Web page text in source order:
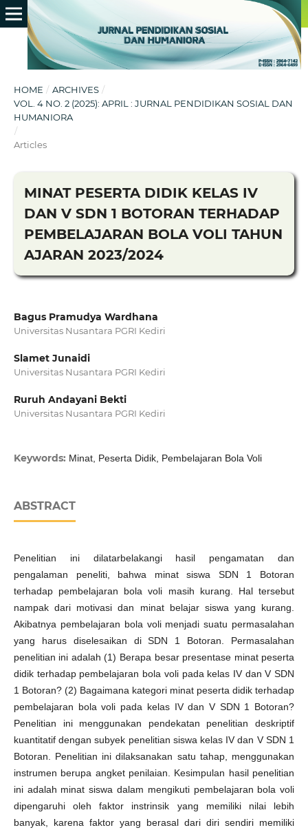
HOME / ARCHIVES /
VOL. 4 NO. 2 (2025): APRIL : JURNAL PENDIDIKAN SOSIAL DAN
HUMANIORA
/
Articles
MINAT PESERTA DIDIK KELAS IV
DAN V SDN 1 BOTORAN TERHADAP
PEMBELAJARAN BOLA VOLI TAHUN
AJARAN 2023/2024
Bagus Pramudya Wardhana
Universitas Nusantara PGRI Kediri
Slamet Junaidi
Universitas Nusantara PGRI Kediri
Ruruh Andayani Bekti
Universitas Nusantara PGRI Kediri
Keywords: Minat, Peserta Didik, Pembelajaran Bola Voli
ABSTRACT
Penelitian ini dilatarbelakangi hasil pengamatan dan
pengalaman peneliti, bahwa minat siswa SDN 1 Botoran
terhadap pembelajaran bola voli masih kurang. Hal tersebut
nampak dari motivasi dan minat belajar siswa yang kurang.
Akibatnya pembelajaran bola voli menjadi suatu permasalahan
yang harus diselesaikan di SDN 1 Botoran. Permasalahan
penelitian ini adalah (1) Berapa besar presentase minat peserta
didik terhadap pembelajaran bola voli pada kelas IV dan V SDN
1 Botoran? (2) Bagaimana kategori minat peserta didik terhadap
pembelajaran bola voli pada kelas IV dan V SDN 1 Botoran?
Penelitian ini menggunakan pendekatan penelitian deskriptif
kuantitatif dengan subyek penelitian siswa kelas IV dan V SDN 1
Botoran. Penelitian ini dilaksanakan satu tahap, menggunakan
instrumen berupa angket penilaian. Kesimpulan hasil penelitian
ini adalah minat siswa dalam mengikuti pembelajaran bola voli
dipengaruhi oleh faktor instrinsik yang memiliki nilai lebih
banyak, karena faktor yang berasal dari diri sendiri memiliki